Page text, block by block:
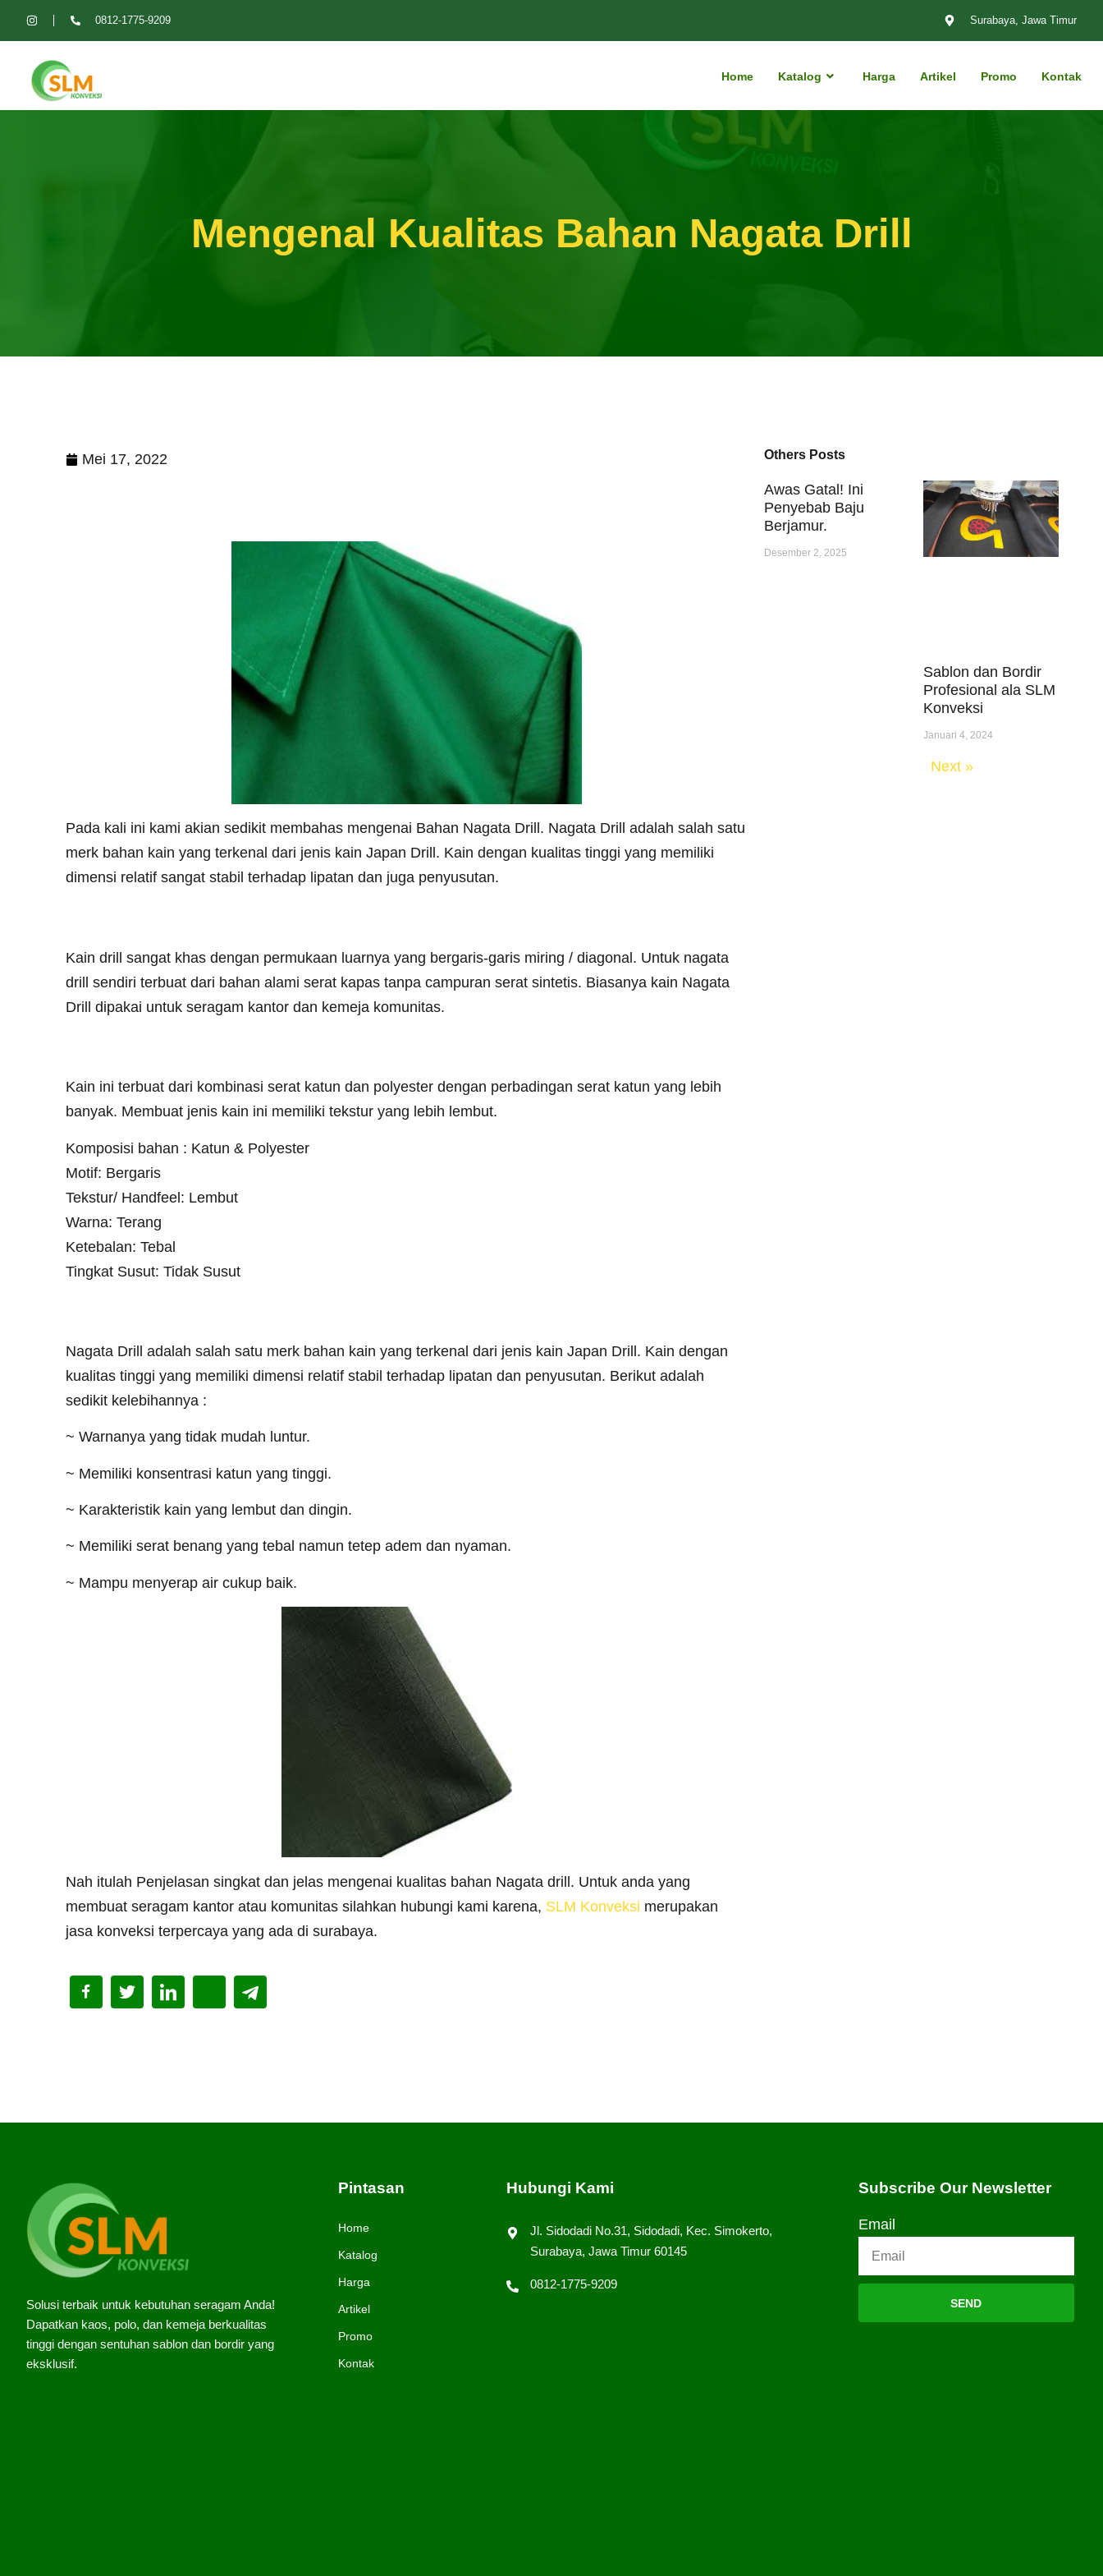
0812-1775-9209 Surabaya, Jawa Timur
Home Katalog Harga Artikel Promo Kontak
Mengenal Kualitas Bahan Nagata Drill
Mei 17, 2022
Pada kali ini kami akian sedikit membahas mengenai Bahan Nagata Drill. Nagata Drill adalah salah satu
merk bahan kain yang terkenal dari jenis kain Japan Drill. Kain dengan kualitas tinggi yang memiliki
dimensi relatif sangat stabil terhadap lipatan dan juga penyusutan.
Kain drill sangat khas dengan permukaan luarnya yang bergaris-garis miring / diagonal. Untuk nagata
drill sendiri terbuat dari bahan alami serat kapas tanpa campuran serat sintetis. Biasanya kain Nagata
Drill dipakai untuk seragam kantor dan kemeja komunitas.
Kain ini terbuat dari kombinasi serat katun dan polyester dengan perbadingan serat katun yang lebih
banyak. Membuat jenis kain ini memiliki tekstur yang lebih lembut.
Komposisi bahan : Katun & Polyester
Motif: Bergaris
Tekstur/ Handfeel: Lembut
Warna: Terang
Ketebalan: Tebal
Tingkat Susut: Tidak Susut
Nagata Drill adalah salah satu merk bahan kain yang terkenal dari jenis kain Japan Drill. Kain dengan
kualitas tinggi yang memiliki dimensi relatif stabil terhadap lipatan dan penyusutan. Berikut adalah
sedikit kelebihannya :
~ Warnanya yang tidak mudah luntur.
~ Memiliki konsentrasi katun yang tinggi.
~ Karakteristik kain yang lembut dan dingin.
~ Memiliki serat benang yang tebal namun tetep adem dan nyaman.
~ Mampu menyerap air cukup baik.
Nah itulah Penjelasan singkat dan jelas mengenai kualitas bahan Nagata drill. Untuk anda yang
membuat seragam kantor atau komunitas silahkan hubungi kami karena, SLM Konveksi merupakan
jasa konveksi terpercaya yang ada di surabaya.
Others Posts
Awas Gatal! Ini
Penyebab Baju
Berjamur.
Desember 2, 2025
Sablon dan Bordir
Profesional ala SLM
Konveksi
Januari 4, 2024
Next »
Solusi terbaik untuk kebutuhan seragam Anda!
Dapatkan kaos, polo, dan kemeja berkualitas
tinggi dengan sentuhan sablon dan bordir yang
eksklusif.
Pintasan
Home
Katalog
Harga
Artikel
Promo
Kontak
Hubungi Kami
Jl. Sidodadi No.31, Sidodadi, Kec. Simokerto,
Surabaya, Jawa Timur 60145
0812-1775-9209
Subscribe Our Newsletter
Email
SEND